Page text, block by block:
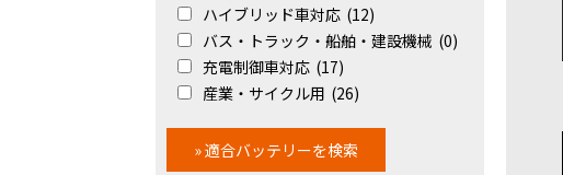
ハイブリッド車対応 (12)
バス・トラック・船舶・建設機械 (0)
充電制御車対応 (17)
産業・サイクル用 (26)